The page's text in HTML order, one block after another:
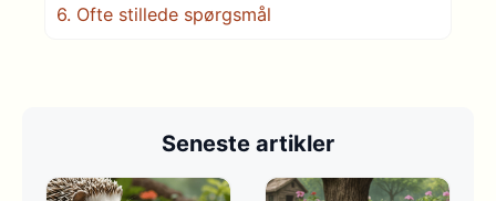
6. Ofte stillede spørgsmål
Seneste artikler